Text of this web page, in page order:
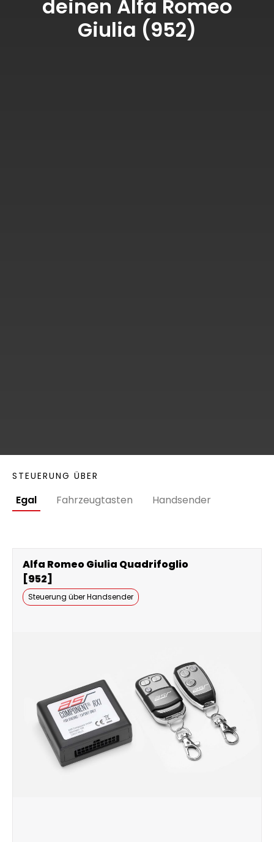
deinen Alfa Romeo
Giulia (952)
STEUERUNG ÜBER
Egal Fahrzeugtasten Handsender
Alfa Romeo Giulia Quadrifoglio
[952]
Steuerung über Handsender